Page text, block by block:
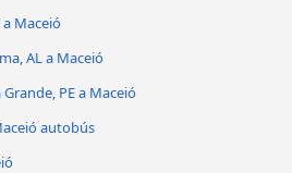
Maceió
AL a Maceió
PE a Maceió
autobús